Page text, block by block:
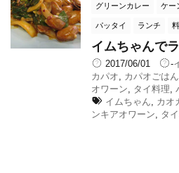
グリーンカレー ケー
パッタイ ランチ
イムちゃんで
2017/06/01 -
カパオ
カパオごはん
オワーン
タイ料理
イムちゃん
カオ
ンキアオワーン
タ